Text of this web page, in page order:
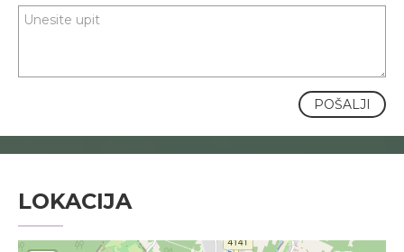
POŠALJI
LOKACIJA